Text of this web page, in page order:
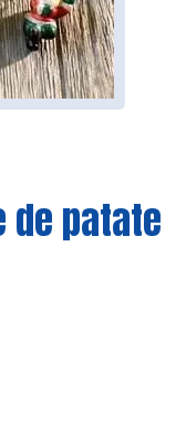
de patate